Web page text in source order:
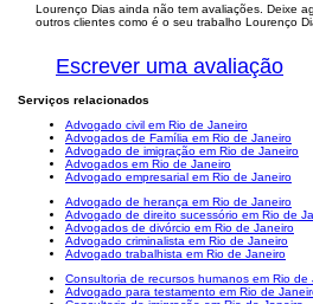
Lourenço Dias ainda não tem avaliações. Deixe
outros clientes como é o seu trabalho Lourenço
Escrever uma avaliação
Serviços relacionados
Advogado civil em Rio de Janeiro
Advogados de Família em Rio de Janeiro
Advogado de imigração em Rio de Janeiro
Advogados em Rio de Janeiro
Advogado empresarial em Rio de Janeiro
Advogado de herança em Rio de Janeiro
Advogado de direito sucessório em Rio de
Advogados de divórcio em Rio de Janeiro
Advogado criminalista em Rio de Janeiro
Advogado trabalhista em Rio de Janeiro
Consultoria de recursos humanos em Rio de
Advogado para testamento em Rio de